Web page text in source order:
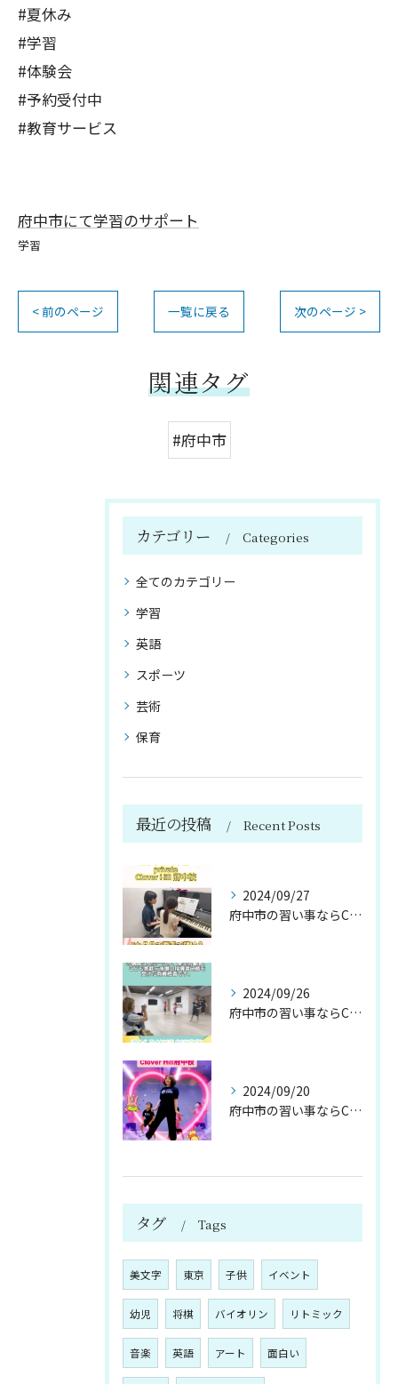
#夏休み
#学習
#体験会
#予約受付中
#教育サービス
府中市にて学習のサポート
学習
< 前のページ 一覧に戻る 次のページ >
関連タグ
#府中市
カテゴリー Categories
全てのカテゴリー
学習
英語
スポーツ
芸術
保育
最近の投稿 Recent Posts
2024/09/27
府中市の習い事ならClover Hill！約20種類のプログ...
2024/09/26
府中市の習い事ならClover Hill！約20種類のプログ...
2024/09/20
府中市の習い事ならClover Hill！約20種類のプログ...
タグ Tags
美文字 東京 子供 イベント
幼児 将棋 バイオリン リトミック
音楽 英語 アート 面白い